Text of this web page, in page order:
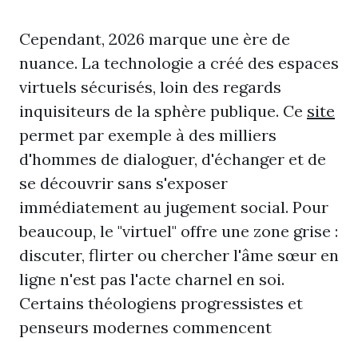
Cependant, 2026 marque une ère de
nuance. La technologie a créé des espaces
virtuels sécurisés, loin des regards
inquisiteurs de la sphère publique. Ce site
permet par exemple à des milliers
d'hommes de dialoguer, d'échanger et de
se découvrir sans s'exposer
immédiatement au jugement social. Pour
beaucoup, le "virtuel" offre une zone grise :
discuter, flirter ou chercher l'âme sœur en
ligne n'est pas l'acte charnel en soi.
Certains théologiens progressistes et
penseurs modernes commencent